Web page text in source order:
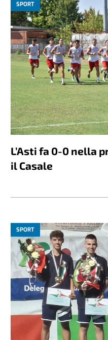
SPORT
L’Asti fa 0-0 nella
il Casale
SPORT